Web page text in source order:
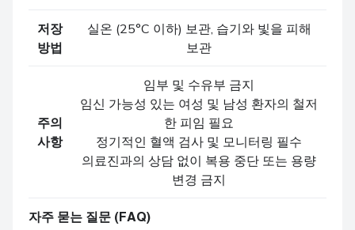
저장
방법
실온 (25°C 이하) 보관, 습기와 빛을 피해
보관
주의
사항
임부 및 수유부 금지
임신 가능성 있는 여성 및 남성 환자의 철저
한 피임 필요
정기적인 혈액 검사 및 모니터링 필수
의료진과의 상담 없이 복용 중단 또는 용량
변경 금지
자주 묻는 질문 (FAQ)